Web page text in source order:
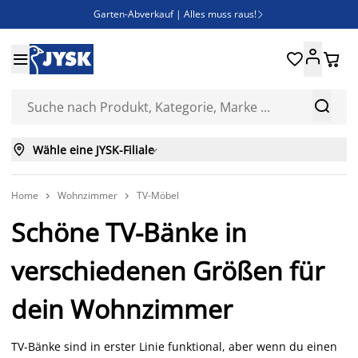
Garten-Abverkauf | Alles muss raus! 
Bist du Unternehmer? Entdecke JYSK-B2B
Esszimmerstuhl ADSLEV um nur 40€


 
 Wähle eine JYSK-Filiale
Home  Wohnzimmer  TV-Möbel
Schöne TV-Bänke in
verschiedenen Größen für
dein Wohnzimmer
TV-Bänke sind in erster Linie funktional, aber wenn du einen